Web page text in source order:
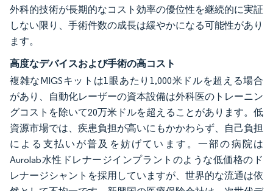
外科的技術が長期的なコスト効率の優位性を継続的に実証
しない限り、手術件数の成長は緩やかになる可能性があり
ます。
高度なデバイスおよび手術の高コスト
複雑なMIGSキットは1眼あたり1,000米ドルを超える場合
があり、自動化レーザーの資本設備は外科医のトレーニン
グコストを除いて20万米ドルを超えることがあります。低
資源市場では、疾患負担が高いにもかかわらず、自己負担
による支払いが普及を妨げています。一部の病院は
Aurolab水性ドレナージインプラントのような低価格のド
レナージシャントを採用していますが、世界的な流通は依